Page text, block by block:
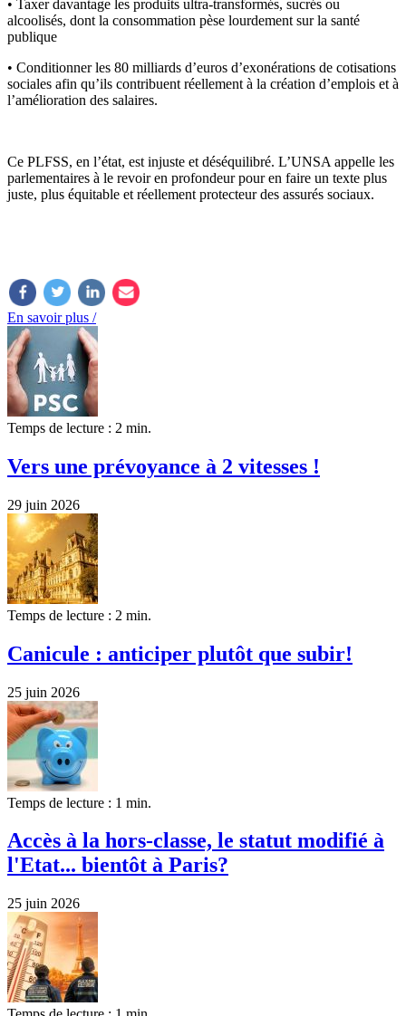
• Taxer davantage les produits ultra-transformés, sucrés ou
alcoolisés, dont la consommation pèse lourdement sur la santé
publique
• Conditionner les 80 milliards d’euros d’exonérations de cotisations
sociales afin qu’ils contribuent réellement à la création d’emplois et à
l’amélioration des salaires.
Ce PLFSS, en l’état, est injuste et déséquilibré. L’UNSA appelle les
parlementaires à le revoir en profondeur pour en faire un texte plus
juste, plus équitable et réellement protecteur des assurés sociaux.
En savoir plus /
Temps de lecture : 2 min.
Vers une prévoyance à 2 vitesses !
29 juin 2026
Temps de lecture : 2 min.
Canicule : anticiper plutôt que subir!
25 juin 2026
Temps de lecture : 1 min.
Accès à la hors-classe, le statut modifié à
l'Etat... bientôt à Paris?
25 juin 2026